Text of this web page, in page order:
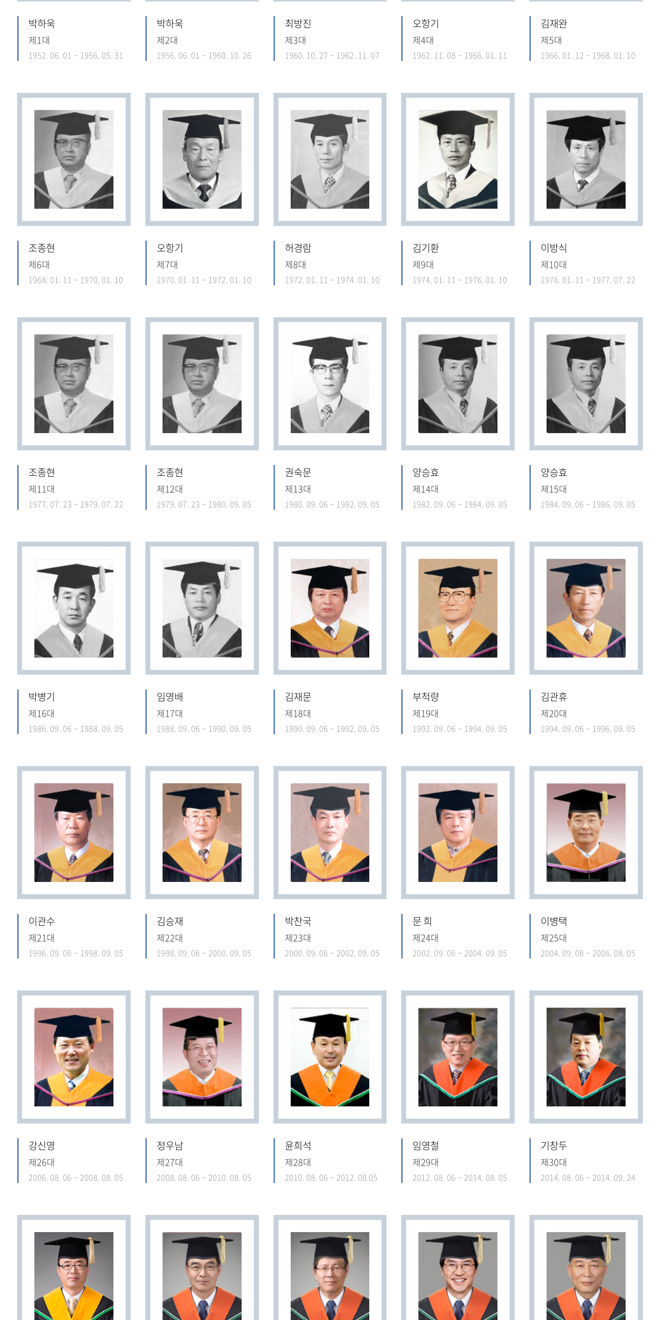
박하욱
제1대
1952. 06. 01 ~ 1956. 05. 31
박하욱
제2대
1956. 06. 01 ~ 1960. 10. 26
최방진
제3대
1960. 10. 27 ~ 1962. 11. 07
오항기
제4대
1962. 11. 08 ~ 1966. 01. 11
김재완
제5대
1966. 01. 12 ~ 1968. 01. 10
조종현
제6대
1968. 01. 11 ~ 1970. 01. 10
오항기
제7대
1970. 01. 11 ~ 1972. 01. 10
허경람
제8대
1972. 01. 11 ~ 1974. 01. 10
김기환
제9대
1974. 01. 11 ~ 1976. 01. 10
이방식
제10대
1976. 01. 11 ~ 1977. 07. 22
조종현
제11대
1977. 07. 23 ~ 1979. 07. 22
조종현
제12대
1979. 07. 23 ~ 1980. 09. 05
권숙문
제13대
1980. 09. 06 ~ 1982. 09. 05
양승효
제14대
1982. 09. 06 ~ 1984. 09. 05
양승효
제15대
1984. 09. 06 ~ 1986. 09. 05
박병기
제16대
1986. 09. 06 ~ 1988. 09. 05
임영배
제17대
1988. 09. 06 ~ 1990. 09. 05
김재문
제18대
1990. 09. 06 ~ 1992. 09. 05
부척량
제19대
1992. 09. 06 ~ 1994. 09. 05
김관휴
제20대
1994. 09. 06 ~ 1996. 09. 05
이관수
제21대
1996. 09. 06 ~ 1998. 09. 05
김승재
제22대
1998. 09. 06 ~ 2000. 09. 05
박찬국
제23대
2000. 09. 06 ~ 2002. 09. 05
문 희
제24대
2002. 09. 06 ~ 2004. 09. 05
이병택
제25대
2004. 09. 06 ~ 2006. 08. 05
강신영
제26대
2006. 08. 06 ~ 2008. 08. 05
정우남
제27대
2008. 08. 06 ~ 2010. 08. 05
윤희석
제28대
2010. 08. 06 ~ 2012. 08.05
임영철
제29대
2012. 08. 06 ~ 2014. 08. 05
기창두
제30대
2014. 08. 06 ~ 2014. 09. 24